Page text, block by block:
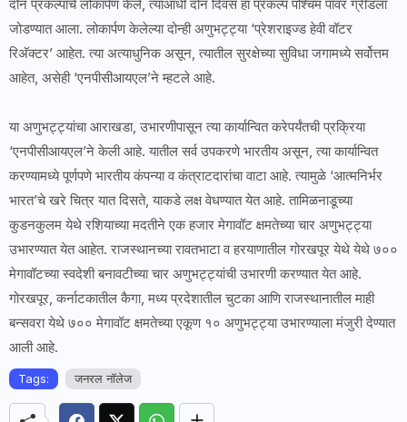
दोन प्रकल्पांचे लोकार्पण केले, त्याआधी दोन दिवस हा प्रकल्प पश्चिम पॉवर ग्रीडला
जोडण्यात आला. लोकार्पण केलेल्या दोन्ही अणुभट्ट्या ‘प्रेशराइज्ड हेवी वॉटर
रिअ‍ॅक्टर’ आहेत. त्या अत्याधुनिक असून, त्यातील सुरक्षेच्या सुविधा जगामध्ये सर्वोत्तम
आहेत, असेही ‘एनपीसीआयएल’ने म्हटले आहे.
या अणुभट्ट्यांचा आराखडा, उभारणीपासून त्या कार्यान्वित करेपर्यंतची प्रक्रिया
‘एनपीसीआयएल’ने केली आहे. यातील सर्व उपकरणे भारतीय असून, त्या कार्यान्वित
करण्यामध्ये पूर्णपणे भारतीय कंपन्या व कंत्राटदारांचा वाटा आहे. त्यामुळे ‘आत्मनिर्भर
भारत’चे खरे चित्र यात दिसते, याकडे लक्ष वेधण्यात येत आहे. तामिळनाडूच्या
कुडनकुलम येथे रशियाच्या मदतीने एक हजार मेगावॉट क्षमतेच्या चार अणुभट्ट्या
उभारण्यात येत आहेत. राजस्थानच्या रावतभाटा व हरयाणातील गोरखपूर येथे येथे ७००
मेगावॉटच्या स्वदेशी बनावटीच्या चार अणुभट्ट्यांची उभारणी करण्यात येत आहे.
गोरखपूर, कर्नाटकातील कैगा, मध्य प्रदेशातील चुटका आणि राजस्थानातील माही
बन्सवरा येथे ७०० मेगावॉट क्षमतेच्या एकूण १० अणुभट्ट्या उभारण्याला मंजुरी देण्यात
आली आहे.
Tags: जनरल नाॅलेज